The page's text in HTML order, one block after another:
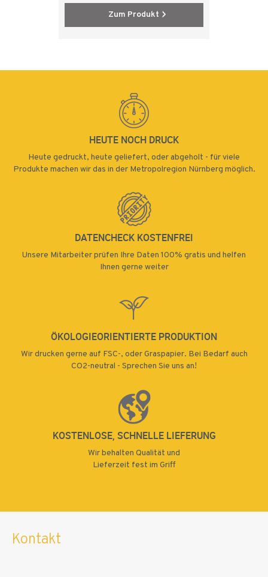
Zum Produkt
HEUTE NOCH DRUCK
Heute gedruckt, heute geliefert, oder abgeholt - für viele
Produkte machen wir das in der Metropolregion Nürnberg möglich.
DATENCHECK KOSTENFREI
Unsere Mitarbeiter prüfen Ihre Daten 100% gratis und helfen
Ihnen gerne weiter
ÖKOLOGIEORIENTIERTE PRODUKTION
Wir drucken gerne auf FSC-, oder Graspapier. Bei Bedarf auch
CO2-neutral - Sprechen Sie uns an!
KOSTENLOSE, SCHNELLE LIEFERUNG
Wir behalten Qualität und
Lieferzeit fest im Griff
Kontakt